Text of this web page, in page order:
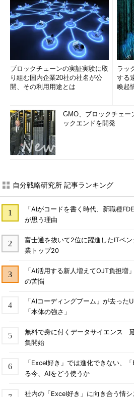
ブロックチェーンの実証実験に取
り組む国内企業20社の社名が公
開、その利用用途とは
ラッ
する
喚起
GMO、ブロックチェー
ックエンドを開発
自分戦略研究所 記事ランキング
「AIがコードを書く時代、新職種
が思う理由
富士通を抜いて2位に躍進したITベ
業トップ20
「AI活用する新人増えてOJT負担
の苦悩
「AIコーディングブーム」が去った
「本体の強さ」
無料で身に付くデータサイエンス
集開始
「Excel好き」では進化できない、
る今、AIをどう使うか
社内の「Excel好き」に向き合う情